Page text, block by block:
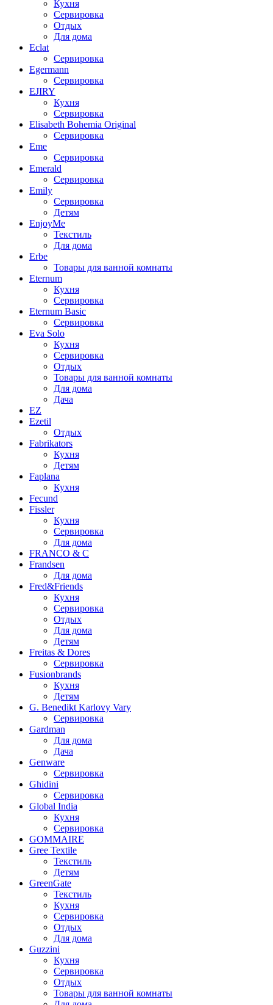
Кухня
Сервировка
Отдых
Для дома
Eclat
Сервировка
Egermann
Сервировка
EJIRY
Кухня
Сервировка
Elisabeth Bohemia Original
Сервировка
Eme
Сервировка
Emerald
Сервировка
Emily
Сервировка
Детям
EnjoyMe
Текстиль
Для дома
Erbe
Товары для ванной комнаты
Eternum
Кухня
Сервировка
Eternum Basic
Сервировка
Eva Solo
Кухня
Сервировка
Отдых
Товары для ванной комнаты
Для дома
Дача
EZ
Ezetil
Отдых
Fabrikators
Кухня
Детям
Faplana
Кухня
Fecund
Fissler
Кухня
Сервировка
Для дома
FRANCO & C
Frandsen
Для дома
Fred&Friends
Кухня
Сервировка
Отдых
Для дома
Детям
Freitas & Dores
Сервировка
Fusionbrands
Кухня
Детям
G. Benedikt Karlovy Vary
Сервировка
Gardman
Для дома
Дача
Genware
Сервировка
Ghidini
Сервировка
Global India
Кухня
Сервировка
GOMMAIRE
Gree Textile
Текстиль
Детям
GreenGate
Текстиль
Кухня
Сервировка
Отдых
Для дома
Guzzini
Кухня
Сервировка
Отдых
Товары для ванной комнаты